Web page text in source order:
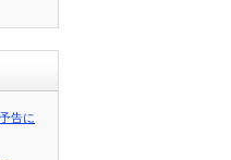
告に